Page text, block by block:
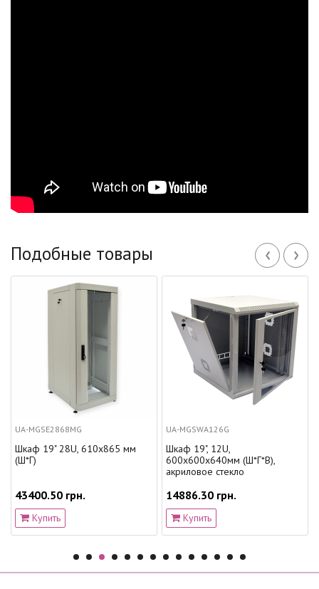
Подобные товары ‹ ›
UA-MGSE2868MG
Шкаф 19" 28U, 610х865 мм
(Ш*Г)
43400.50 грн.
Купить
UA-MGSWA126G
Шкаф 19", 12U,
600х600х640мм (Ш*Г*В),
акриловое стекло
14886.30 грн.
Купить